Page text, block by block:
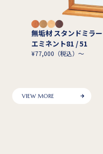
無垢材 スタンドミラ
エミネント81 / 51
¥77,000（税込）～
VIEW MORE